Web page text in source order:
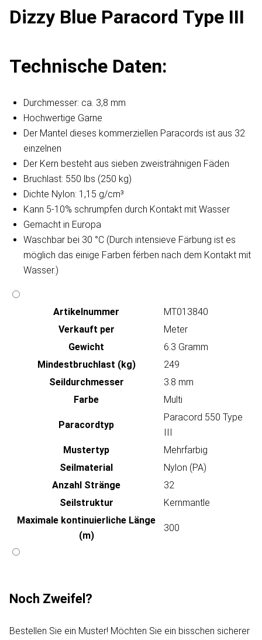
Dizzy Blue Paracord Type III
Technische Daten:
Durchmesser: ca. 3,8 mm
Hochwertige Garne
Der Mantel dieses kommerziellen Paracords ist aus 32
einzelnen
Der Kern besteht aus sieben zweisträhnigen Fäden
Bruchlast: 550 lbs (250 kg)
Dichte Nylon: 1,15 g/cm³
Kann 5-10% schrumpfen durch Kontakt mit Wasser
Gemacht in Europa
Waschbar bei 30 °C (Durch intensieve Färbung ist es
möglich das einige Farben fërben nach dem Kontakt mit
Wasser.)
Artikeln‌ummer
MT013840
Verkauft per
Meter
Gewicht
6.3 Gramm
Mindestbruchlast (kg)
249
Seildurchmesser
3.8 mm
Farbe
Multi
Paracordtyp
Paracord 550 Type
III
Mustertyp
Mehrfarbig
Seilmaterial
Nylon (PA)
Anzahl Stränge
32
Seilstruktur
Kernmantle
Maximale kontinuierliche Länge
(m)
300
Noch Zweifel?
Bestellen Sie ein Muster! Möchten Sie ein bisschen sicherer